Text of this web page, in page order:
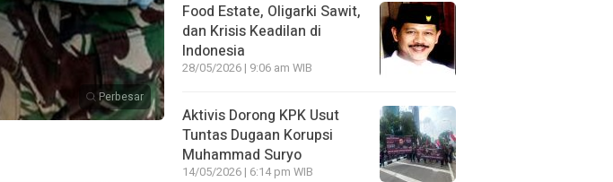
Perbesar
Food Estate, Oligarki Sawit,
dan Krisis Keadilan di
Indonesia
28/05/2026 | 9:06 am WIB
Aktivis Dorong KPK Usut
Tuntas Dugaan Korupsi
Muhammad Suryo
14/05/2026 | 6:14 pm WIB